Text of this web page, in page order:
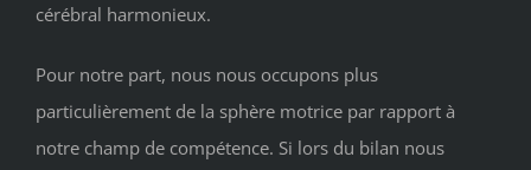
cérébral harmonieux.
Pour notre part, nous nous occupons plus
particulièrement de la sphère motrice par rapport à
notre champ de compétence. Si lors du bilan nous